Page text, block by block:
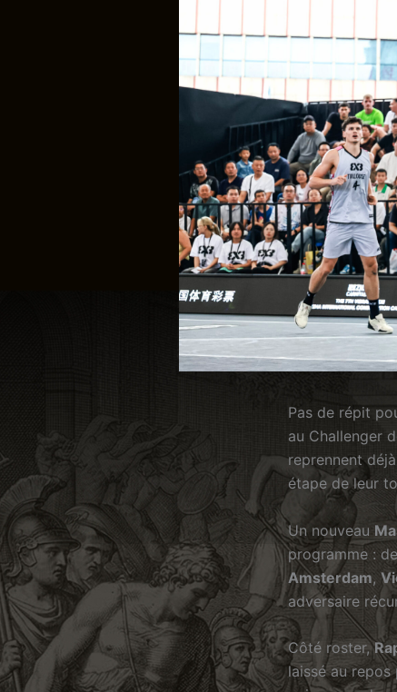
Pas de répit
au Challenger
reprennent
étape de leur
Un nouveau
programme :
Amsterdam,
adversaire
Côté roster,
laissé au repos